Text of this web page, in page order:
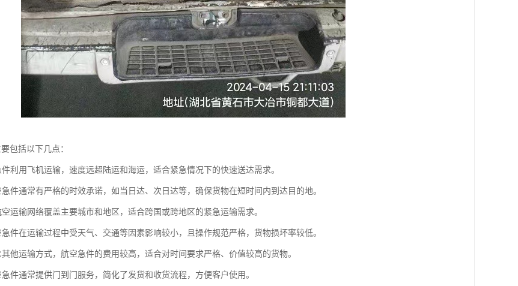
包括以下几点：
利用飞机运输，速度远超陆运和海运，适合紧急情况下的快速送达需求。
件通常有严格的时效承诺，如当日达、次日达等，确保货物在短时间内到达目的地。
运输网络覆盖主要城市和地区，适合跨国或跨地区的紧急运输需求。
件在运输过程中受天气、交通等因素影响较小，且操作规范严格，货物损坏率较低。
他运输方式，航空急件的费用较高，适合对时间要求严格、价值较高的货物。
件通常提供门到门服务，简化了发货和收货流程，方便客户使用。